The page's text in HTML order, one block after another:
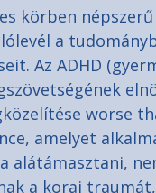
körben
a
Az ADHD
worse
amelyet
alátámasztani,
a korai